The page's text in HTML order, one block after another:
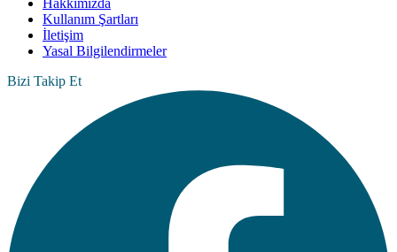
Hakkımızda
Kullanım Şartları
İletişim
Yasal Bilgilendirmeler
Bizi Takip Et